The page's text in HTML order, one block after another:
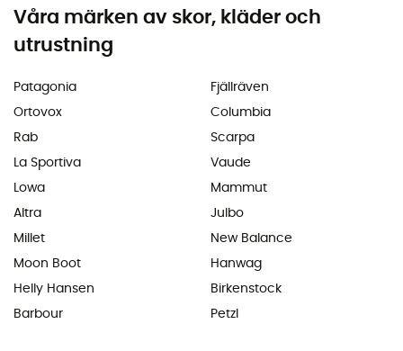
Våra märken av skor, kläder och
utrustning
Patagonia
Ortovox
Rab
La Sportiva
Lowa
Altra
Millet
Moon Boot
Helly Hansen
Barbour
Fjällräven
Columbia
Scarpa
Vaude
Mammut
Julbo
New Balance
Hanwag
Birkenstock
Petzl